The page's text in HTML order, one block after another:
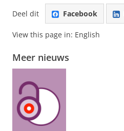
Deel dit Facebook
View this page in: English
Meer nieuws